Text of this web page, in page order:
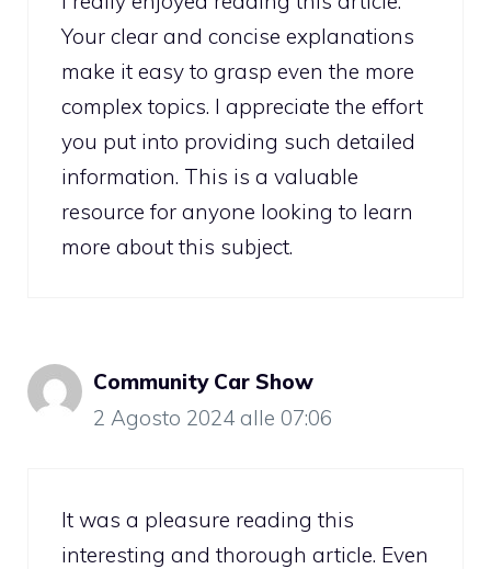
Your clear and concise explanations
make it easy to grasp even the more
complex topics. I appreciate the effort
you put into providing such detailed
information. This is a valuable
resource for anyone looking to learn
more about this subject.
Community Car Show
2 Agosto 2024 alle 07:06
It was a pleasure reading this
interesting and thorough article. Even